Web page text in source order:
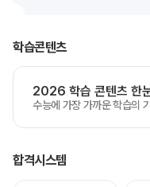
학습콘텐츠
2026 학습 콘텐츠 한
수능에 가장 가까운 학습의
합격시스템